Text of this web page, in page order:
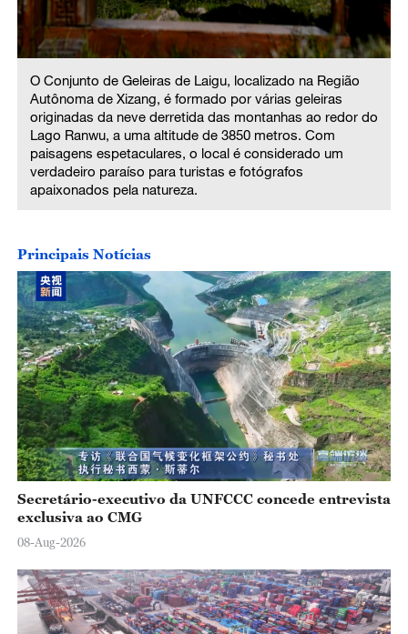
O Conjunto de Geleiras de Laigu, localizado na Região
Autônoma de Xizang, é formado por várias geleiras
originadas da neve derretida das montanhas ao redor do
Lago Ranwu, a uma altitude de 3850 metros. Com
paisagens espetaculares, o local é considerado um
verdadeiro paraíso para turistas e fotógrafos
apaixonados pela natureza.
Principais Notícias
Secretário-executivo da UNFCCC concede entrevista
exclusiva ao CMG
08-Aug-2026